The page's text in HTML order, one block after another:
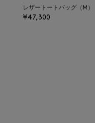
レザートートバッグ（M）
¥47,300